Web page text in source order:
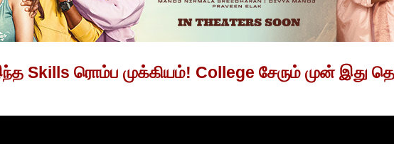
Skills ரொம்ப முக்கியம்! College சேரும் முன் இது